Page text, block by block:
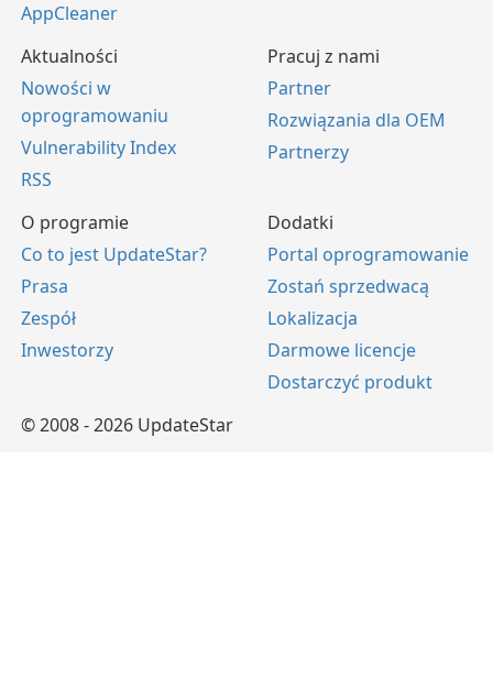
AppCleaner
Aktualności
Nowości w
oprogramowaniu
Vulnerability Index
RSS
Pracuj z nami
Partner
Rozwiązania dla OEM
Partnerzy
O programie
Co to jest UpdateStar?
Prasa
Zespół
Inwestorzy
Dodatki
Portal oprogramowanie
Zostań sprzedwacą
Lokalizacja
Darmowe licencje
Dostarczyć produkt
© 2008 - 2026 UpdateStar